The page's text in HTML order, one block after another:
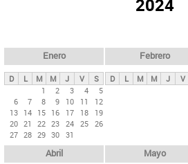
ds
p
n
2024
Enero
D L M M J V
S
1
2 3 4
5
6
7 8 9 10 11
12
13 14 15 16 17 18
19
20 21 22 23 24 25 26
27 28 29 30 31
Febrero
D L M M J V
Abril Mayo